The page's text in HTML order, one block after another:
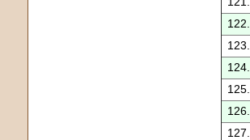
122.
123.
124.
125.
126.
127.